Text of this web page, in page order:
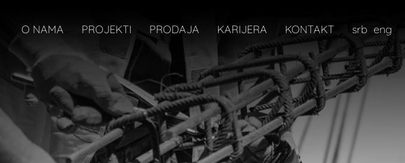
O NAMA PROJEKTI PRODAJA KARIJERA KONTAKT srb eng